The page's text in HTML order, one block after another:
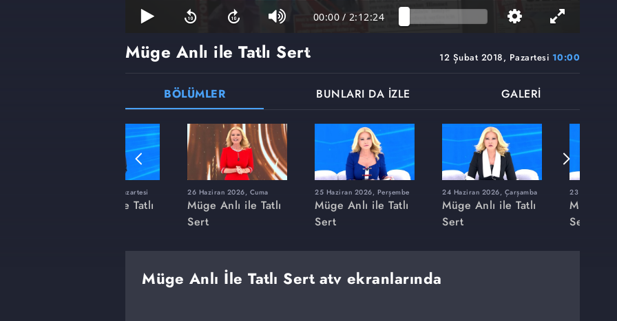
00:00 / 2:12:24
12 Şubat 2018, Pazartesi 10:00
Müge Anlı ile Tatlı Sert
BÖLÜMLER BUNLARI DA İZLE GALERİ
8 Haziran 2026, Pazartesi
Müge Anlı ile Tatlı
26 Haziran 2026, Cuma
Müge Anlı ile Tatlı
Sert
25 Haziran 2026, Perşembe
Müge Anlı ile Tatlı
Sert
24 Haziran 2026, Çarşamba
Müge Anlı ile Tatlı
Sert
23 Haziran
Müge
Sert
Müge Anlı İle Tatlı Sert atv ekranlarında